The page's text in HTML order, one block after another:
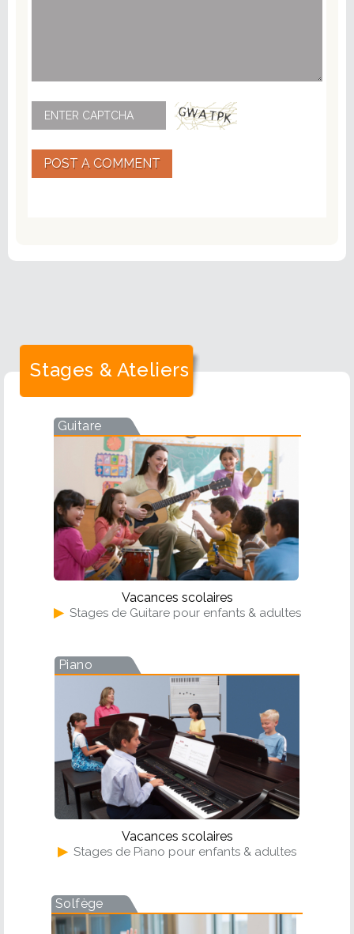
POST A COMMENT
Stages & Ateliers
Guitare
Vacances scolaires
▶ Stages de Guitare pour enfants & adultes
Piano
Vacances scolaires
▶ Stages de Piano pour enfants & adultes
Solfège